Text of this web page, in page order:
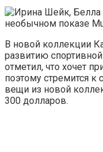
В новой коллекции
развитию
отметил, что хочет
поэтому стремится
вещи из новой
300 долларов.